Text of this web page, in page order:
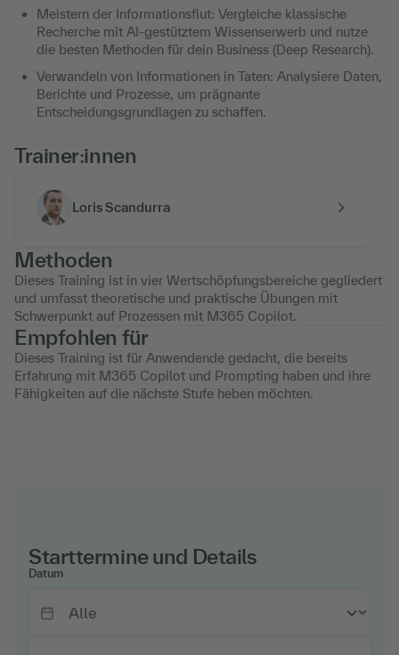
Meistern der Informationsflut: Vergleiche klassische
Recherche mit AI-gestütztem Wissenserwerb und nutze
die besten Methoden für dein Business (Deep Research).
Verwandeln von Informationen in Taten: Analysiere Daten,
Berichte und Prozesse, um prägnante
Entscheidungsgrundlagen zu schaffen.
Trainer:innen
Loris Scandurra
Methoden
Dieses Training ist in vier Wertschöpfungsbereiche gegliedert
und umfasst theoretische und praktische Übungen mit
Schwerpunkt auf Prozessen mit M365 Copilot.
Empfohlen für
Dieses Training ist für Anwendende gedacht, die bereits
Erfahrung mit M365 Copilot und Prompting haben und ihre
Fähigkeiten auf die nächste Stufe heben möchten.
Starttermine und Details
Datum